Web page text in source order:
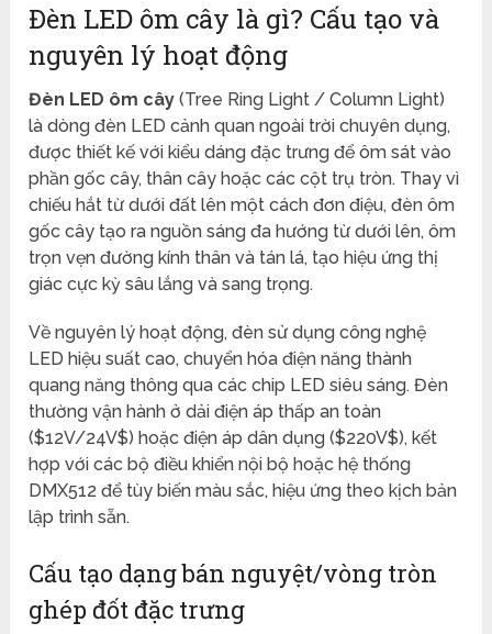
Đèn LED ôm cây là gì? Cấu tạo và
nguyên lý hoạt động
Đèn LED ôm cây (Tree Ring Light / Column Light)
là dòng đèn LED cảnh quan ngoài trời chuyên dụng,
được thiết kế với kiểu dáng đặc trưng để ôm sát vào
phần gốc cây, thân cây hoặc các cột trụ tròn. Thay vì
chiếu hắt từ dưới đất lên một cách đơn điệu, đèn ôm
gốc cây tạo ra nguồn sáng đa hướng từ dưới lên, ôm
trọn vẹn đường kính thân và tán lá, tạo hiệu ứng thị
giác cực kỳ sâu lắng và sang trọng.
Về nguyên lý hoạt động, đèn sử dụng công nghệ
LED hiệu suất cao, chuyển hóa điện năng thành
quang năng thông qua các chip LED siêu sáng. Đèn
thường vận hành ở dải điện áp thấp an toàn
($12V/24V$) hoặc điện áp dân dụng ($220V$), kết
hợp với các bộ điều khiển nội bộ hoặc hệ thống
DMX512 để tùy biến màu sắc, hiệu ứng theo kịch bản
lập trình sẵn.
Cấu tạo dạng bán nguyệt/vòng tròn
ghép đốt đặc trưng